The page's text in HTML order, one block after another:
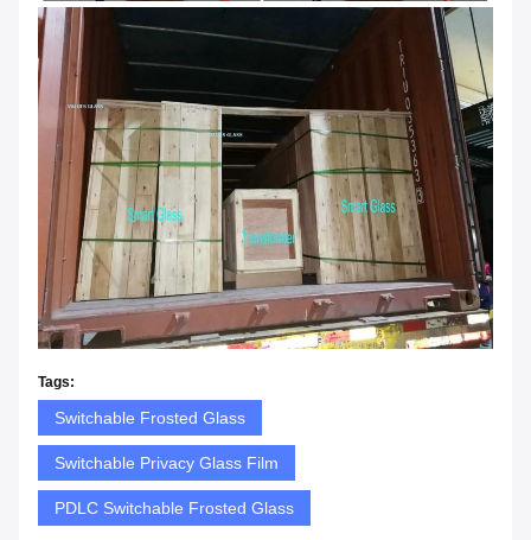
Tags:
Switchable Frosted Glass
Switchable Privacy Glass Film
PDLC Switchable Frosted Glass